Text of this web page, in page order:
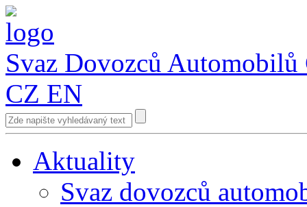
Svaz Dovozců Automobilů
CZ EN
Aktuality
Svaz dovozců